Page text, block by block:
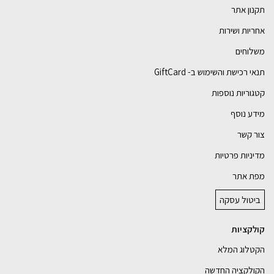
תקנון אתר
אחריות ושירות
משלוחים
תנאי רכישת והשימוש ב- GiftCard
קטגוריות נוספות
מידע נוסף
צור קשר
מדיניות פרטיות
מפת אתר
ביטול עסקה
קולקציות
הקטלוג המלא
הקולקציה החדשה